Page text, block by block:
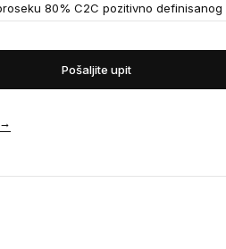
80% C2C pozitivno
Pošaljite upit